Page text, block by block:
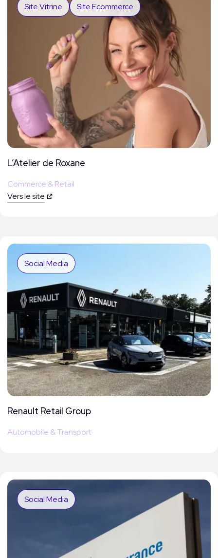
Site Vitrine Site Ecommerce
L’Atelier de Roxane
Commerce & Retail
Vers le site
Social Media
Renault Retail Group
Automobile & Transport
Social Media